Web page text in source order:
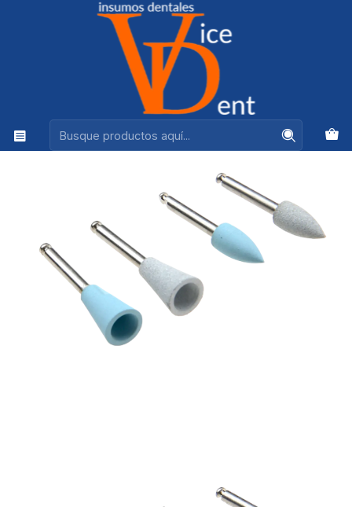
Ventas +56944575313
FRESAS Y PULIDO
GOMAS PULIR RESINA DENTBYS 4 UNIDADES